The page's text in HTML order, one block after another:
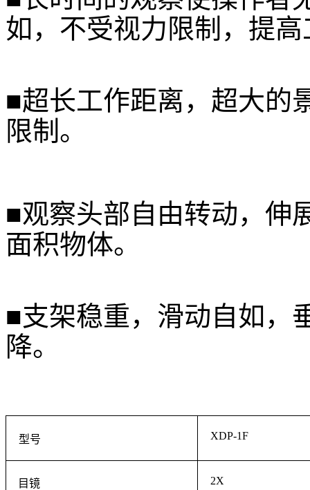
如，不受视力限制，提
■超长工作距离，超大的
限制。
■观察头部自由转动，伸
面积物体。
■支架稳重，滑动自如，
降。
型号 XDP-1F
目镜 2X